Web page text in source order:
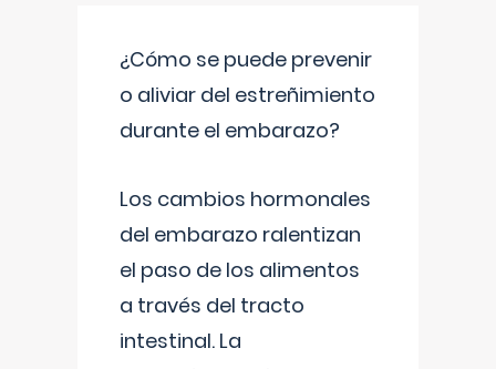
¿Cómo se puede prevenir
o aliviar del estreñimiento
durante el embarazo?
Los cambios hormonales
del embarazo ralentizan
el paso de los alimentos
a través del tracto
intestinal. La